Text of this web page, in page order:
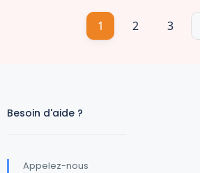
1 2 3
Besoin d'aide ?
Appelez-nous